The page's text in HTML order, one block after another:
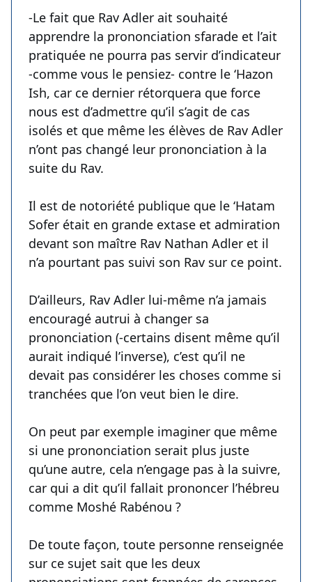
-Le fait que Rav Adler ait souhaité
apprendre la prononciation sfarade et l’ait
pratiquée ne pourra pas servir d’indicateur
-comme vous le pensiez- contre le ‘Hazon
Ish, car ce dernier rétorquera que force
nous est d’admettre qu’il s’agit de cas
isolés et que même les élèves de Rav Adler
n’ont pas changé leur prononciation à la
suite du Rav.
Il est de notoriété publique que le ‘Hatam
Sofer était en grande extase et admiration
devant son maître Rav Nathan Adler et il
n’a pourtant pas suivi son Rav sur ce point.
D’ailleurs, Rav Adler lui-même n’a jamais
encouragé autrui à changer sa
prononciation (-certains disent même qu’il
aurait indiqué l’inverse), c’est qu’il ne
devait pas considérer les choses comme si
tranchées que l’on veut bien le dire.
On peut par exemple imaginer que même
si une prononciation serait plus juste
qu’une autre, cela n’engage pas à la suivre,
car qui a dit qu’il fallait prononcer l’hébreu
comme Moshé Rabénou ?
De toute façon, toute personne renseignée
sur ce sujet sait que les deux